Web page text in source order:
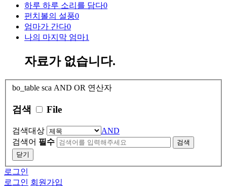
하루 하루 소리를 담다0
펀치볼의 설풍0
엄마가 간다0
나의 마지막 엄마1
자료가 없습니다.
bo_table sca AND OR 연산자
검색 File
검색대상
AND
검색어 필수
검색
닫기
로그인
로그인 회원가입